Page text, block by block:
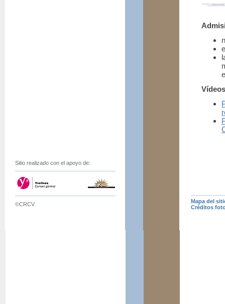
Sitio realizado con el apoyo de:
©CRCV
Mapa del
Créditos